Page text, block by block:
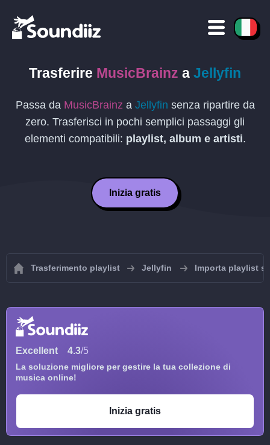
Trasferire MusicBrainz a Jellyfin
Passa da MusicBrainz a Jellyfin senza ripartire da
zero. Trasferisci in pochi semplici passaggi gli
elementi compatibili: playlist, album e artisti.
Inizia gratis
Trasferimento playlist Jellyfin Importa playlist
Excellent 4.3/5
La soluzione migliore per gestire la tua collezione di
musica online!
Inizia gratis